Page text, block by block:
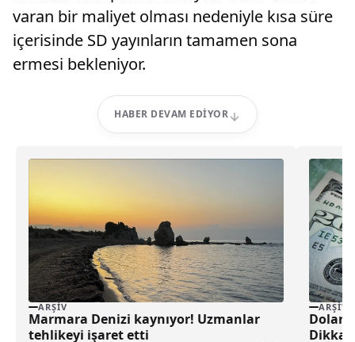
varan bir maliyet olması nedeniyle kısa süre
içerisinde SD yayınların tamamen sona
ermesi bekleniyor.
HABER DEVAM EDIYOR
ARŞIV
Marmara Denizi kaynıyor! Uzmanlar
tehlikeyi işaret etti
ARŞIV
Dolar
Dikkat